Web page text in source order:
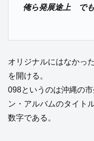
俺ら発展途上 で
オリジナルにはなかっ
を開ける。
098というのは沖縄の
ン・アルバムのタイト
数字である。